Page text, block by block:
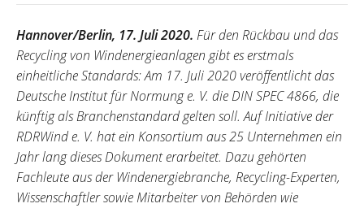
Hannover/Berlin, 17. Juli 2020. Für den Rückbau und das
Recycling von Windenergieanlagen gibt es erstmals
einheitliche Standards: Am 17. Juli 2020 veröffentlicht das
Deutsche Institut für Normung e. V. die DIN SPEC 4866, die
künftig als Branchenstandard gelten soll. Auf Initiative der
RDRWind e. V. hat ein Konsortium aus 25 Unternehmen ein
Jahr lang dieses Dokument erarbeitet. Dazu gehörten
Fachleute aus der Windenergiebranche, Recycling-Experten,
Wissenschaftler sowie Mitarbeiter von Behörden wie